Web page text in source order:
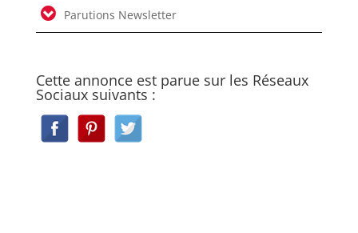
Parutions Newsletter
Cette annonce est parue sur les Réseaux
Sociaux suivants :